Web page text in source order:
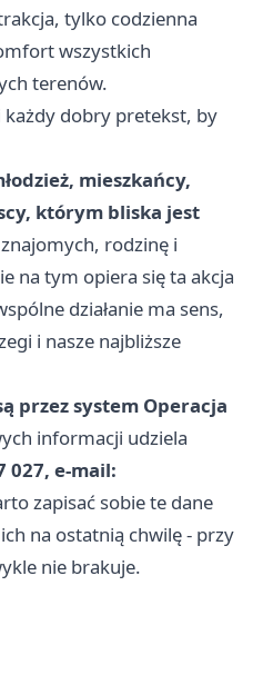
tylko codzienna
wszystkich
terenów.
każdy dobry pretekst, by
mieszkańcy,
którym bliska jest
rodzinę i
na tym opiera się ta akcja
działanie ma sens,
i nasze najbliższe
przez system Operacja
informacji udziela
027, e-mail:
zapisać sobie te dane
na ostatnią chwilę - przy
nie brakuje.